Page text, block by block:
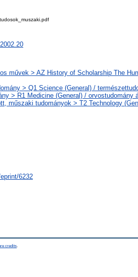
művek > AZ History of Scholarship The
> Q1 Science (General) /
> R1 Medicine (General) / orvostudomány
műszaki tudományok > T2 Technology
6232
credits